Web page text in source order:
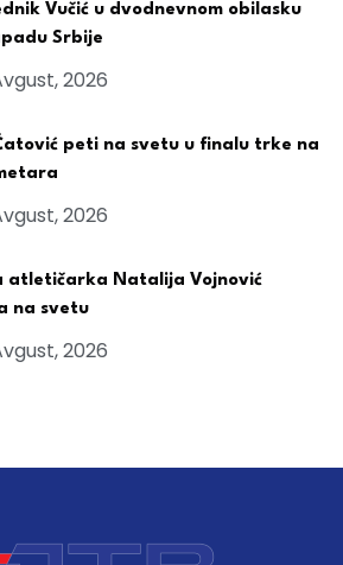
Vučić u dvodnevnom obilasku
Srbije
2026
peti na svetu u finalu trke na
2026
atletičarka Natalija Vojnović
na svetu
2026